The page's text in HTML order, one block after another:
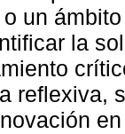
un
la
reflexiva,